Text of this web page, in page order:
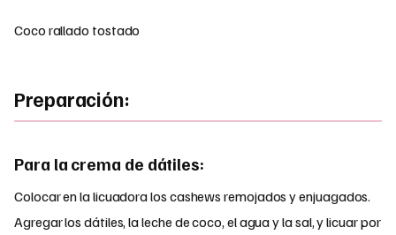
Coco rallado tostado
Preparación:
Para la crema de dátiles:
Colocar en la licuadora los cashews remojados y enjuagados.
Agregar los dátiles, la leche de coco, el agua y la sal, y licuar por